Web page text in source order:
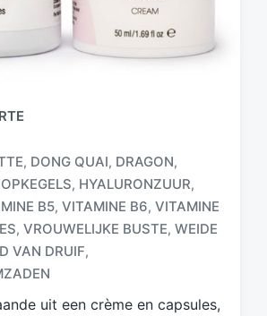
, DONG QUAI, DRAGON,
, HYALURONZUUR,
B5, VITAMINE B6, VITAMINE
, VROUWELIJKE BUSTE, WEIDE
VAN DRUIF,
uit een crème en capsules,